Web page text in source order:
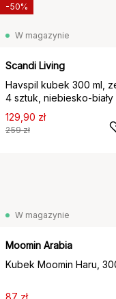
W magazynie
Scandi Living
Havspil kubek 300 ml,
4 sztuk, niebiesko-biały
129,90 zł
259 zł
-50%
W magazynie
Moomin Arabia
Kubek Moomin Haru,
87 zł